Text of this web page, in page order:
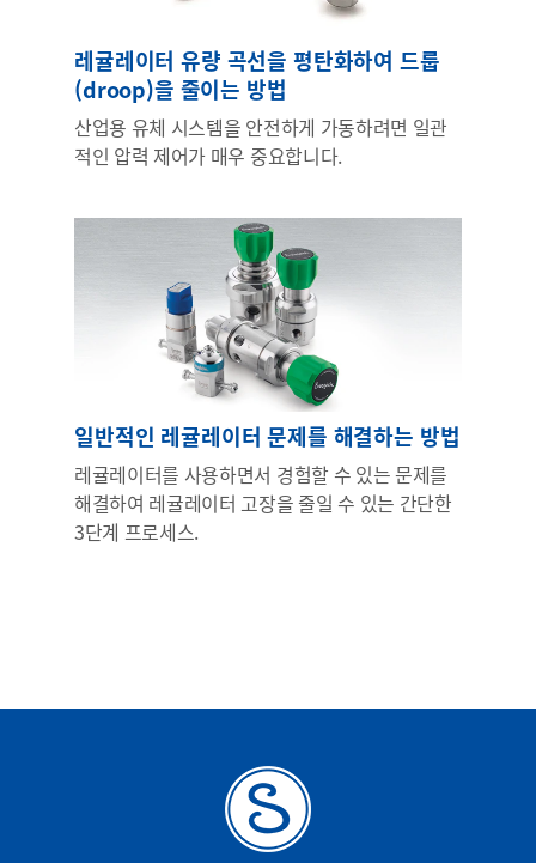
레귤레이터 유량 곡선을 평탄화하여 드룹
(droop)을 줄이는 방법
산업용 유체 시스템을 안전하게 가동하려면 일관
적인 압력 제어가 매우 중요합니다.
일반적인 레귤레이터 문제를 해결하는 방법
레귤레이터를 사용하면서 경험할 수 있는 문제를
해결하여 레귤레이터 고장을 줄일 수 있는 간단한
3단계 프로세스.